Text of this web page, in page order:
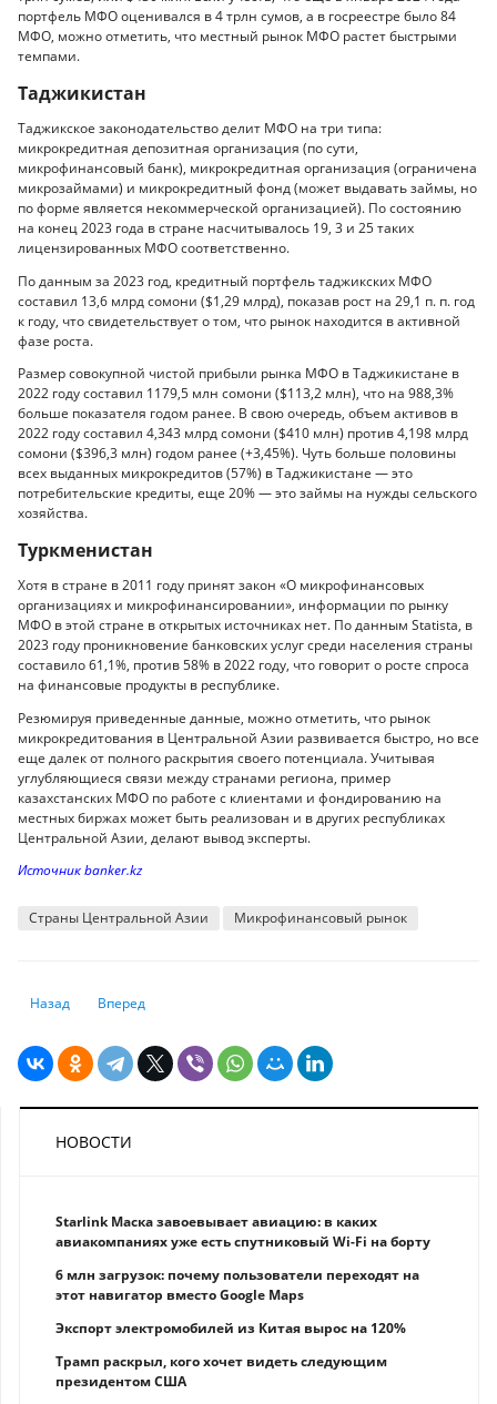
портфель МФО оценивался в 4 трлн сумов, а в госреестре было 84
МФО, можно отметить, что местный рынок МФО растет быстрыми
темпами.
Таджикистан
Таджикское законодательство делит МФО на три типа:
микрокредитная депозитная организация (по сути,
микрофинансовый банк), микрокредитная организация (ограничена
микрозаймами) и микрокредитный фонд (может выдавать займы, но
по форме является некоммерческой организацией). По состоянию
на конец 2023 года в стране насчитывалось 19, 3 и 25 таких
лицензированных МФО соответственно.
По данным за 2023 год, кредитный портфель таджикских МФО
составил 13,6 млрд сомони ($1,29 млрд), показав рост на 29,1 п. п. год
к году, что свидетельствует о том, что рынок находится в активной
фазе роста.
Размер совокупной чистой прибыли рынка МФО в Таджикистане в
2022 году составил 1179,5 млн сомони ($113,2 млн), что на 988,3%
больше показателя годом ранее. В свою очередь, объем активов в
2022 году составил 4,343 млрд сомони ($410 млн) против 4,198 млрд
сомони ($396,3 млн) годом ранее (+3,45%). Чуть больше половины
всех выданных микрокредитов (57%) в Таджикистане — это
потребительские кредиты, еще 20% — это займы на нужды сельского
хозяйства.
Туркменистан
Хотя в стране в 2011 году принят закон «О микрофинансовых
организациях и микрофинансировании», информации по рынку
МФО в этой стране в открытых источниках нет. По данным Statista, в
2023 году проникновение банковских услуг среди населения страны
составило 61,1%, против 58% в 2022 году, что говорит о росте спроса
на финансовые продукты в республике.
Резюмируя приведенные данные, можно отметить, что рынок
микрокредитования в Центральной Азии развивается быстро, но все
еще далек от полного раскрытия своего потенциала. Учитывая
углубляющиеся связи между странами региона, пример
казахстанских МФО по работе с клиентами и фондированию на
местных биржах может быть реализован и в других республиках
Центральной Азии, делают вывод эксперты.
Источник banker.kz
Страны Центральной Азии Микрофинансовый рынок
Предыдущий: Антифрод-центр заблокировал подозрительные
Назад Следующий: Внесение наличных через банкомат на счет
Вперед
НОВОСТИ
Starlink Маска завоевывает авиацию: в каких
авиакомпаниях уже есть спутниковый Wi-Fi на борту
6 млн загрузок: почему пользователи переходят на
этот навигатор вместо Google Maps
Экспорт электромобилей из Китая вырос на 120%
Трамп раскрыл, кого хочет видеть следующим
президентом США